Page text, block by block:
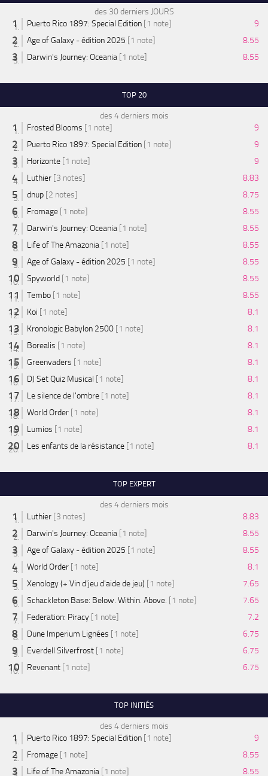
des 30 derniers JOURS
Puerto Rico 1897: Special Edition [1 note]
9
Age of Galaxy - édition 2025 [1 note]
8.55
Darwin's Journey: Oceania [1 note] 8.55
TOP 20
des 4 derniers mois
Frosted Blooms [1 note]
9
Puerto Rico 1897: Special Edition [1 note]
9
Horizonte [1 note]
9
Luthier [3 notes]
8.83
dnup [2 notes]
8.75
Fromage [1 note]
8.55
Darwin's Journey: Oceania [1 note]
8.55
Life of The Amazonia [1 note]
8.55
Age of Galaxy - édition 2025 [1 note]
8.55
Spyworld [1 note]
8.55
Tembo [1 note]
8.55
Koi [1 note]
8.1
Kronologic Babylon 2500 [1 note]
8.1
Borealis [1 note]
8.1
Greenvaders [1 note]
8.1
DJ Set Quiz Musical [1 note]
8.1
Le silence de l'ombre [1 note]
8.1
World Order [1 note]
8.1
Lumios [1 note]
8.1
Les enfants de la résistance [1 note] 8.1
TOP EXPERT
des 4 derniers mois
Luthier [3 notes]
8.83
Darwin's Journey: Oceania [1 note]
8.55
Age of Galaxy - édition 2025 [1 note]
8.55
World Order [1 note]
8.1
Xenology (+ Vin d'jeu d'aide de jeu) [1 note]
7.65
Schackleton Base: Below. Within. Above. [1 note]
7.65
Federation: Piracy [1 note]
7.2
Dune Imperium Lignées [1 note]
6.75
Everdell Silverfrost [1 note]
6.75
Revenant [1 note] 6.75
TOP INITIÉS
des 4 derniers mois
Puerto Rico 1897: Special Edition [1 note]
9
Fromage [1 note]
8.55
Life of The Amazonia [1 note] 8.55